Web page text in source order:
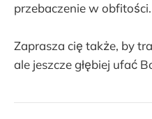
przebaczenie w obfitości.
Zaprasza cię także, by
ale jeszcze głębiej ufać